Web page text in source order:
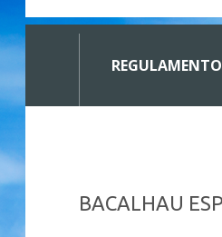
REGULAMENTO
BACALHAU